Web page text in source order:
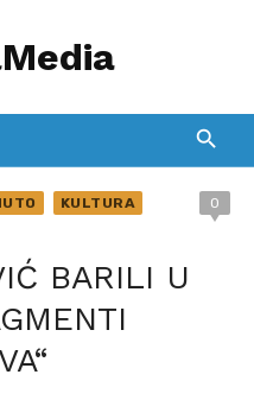
KULTURA
0
BARILI U